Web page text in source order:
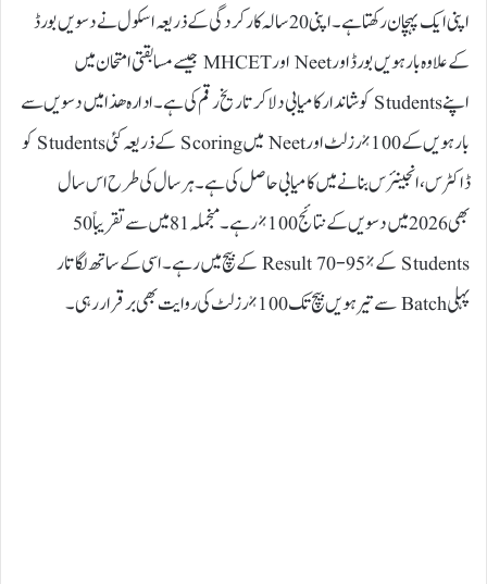
اپنی ایک پہچان رکھتا ہے۔ اپنی 20 سالہ کارکردگی کے ذریعہ اسکول نے دسویں بورڈ
کے علاوہ بارہویں بورڈ اور Neet اور MHCET جیسے مسابقتی امتحان میں
اپنے Students کو شاندار کامیابی دلا کر تاریخ رقم کی ہے۔ ادارہ ھذا میں دسویں سے
بارہویں کے 100% رزلٹ اور Neet میں Scoring کے ذریعہ کئی Students کو
ڈاکٹرس، انجینئرس بنانے میں کامیابی حاصل کی ہے۔ ہر سال کی طرح اس سال
بھی 2026 میں دسویں کے نتائج 100% رہے۔ منجملہ 81 میں سے تقریباً 50
Students کے Result 70-95% کے بیچ میں رہے۔ اسی کے ساتھ لگاتار
پہلی Batch سے تیرہویں بیچ تک 100% رزلٹ کی روایت بھی برقرار رہی۔